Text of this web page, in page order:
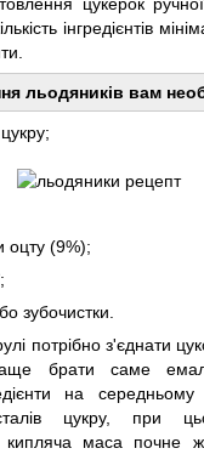
інгредієнтів
льодяників вам
оцту (9%);
зубочистки.
потрібно з'єднати
брати саме
на
цукру, при
маса почне